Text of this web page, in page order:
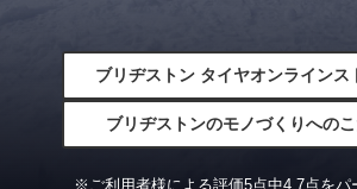
ブリヂストン タイヤオンラインス
ブリヂストンのモノづくりへの
※ご利用者様による評価5点中4.7点をパ